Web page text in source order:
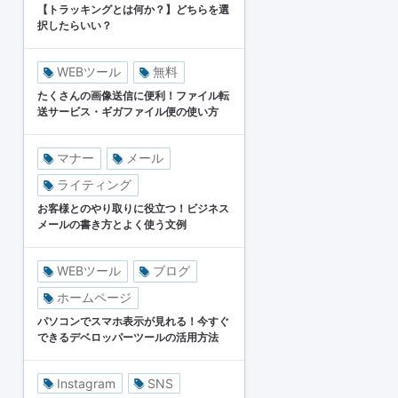
【トラッキングとは何か？】どちらを選
択したらいい？
WEBツール 無料
たくさんの画像送信に便利！ファイル転
送サービス・ギガファイル便の使い方
マナー
メール
ライティング
お客様とのやり取りに役立つ！ビジネス
メールの書き方とよく使う文例
WEBツール
ブログ
ホームページ
パソコンでスマホ表示が見れる！今すぐ
できるデベロッパーツールの活用方法
Instagram
SNS